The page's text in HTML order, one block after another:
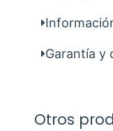
Garantía y
Otros